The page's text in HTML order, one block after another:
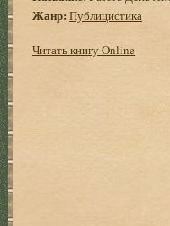
Жанр: Публицистика
Читать книгу Online